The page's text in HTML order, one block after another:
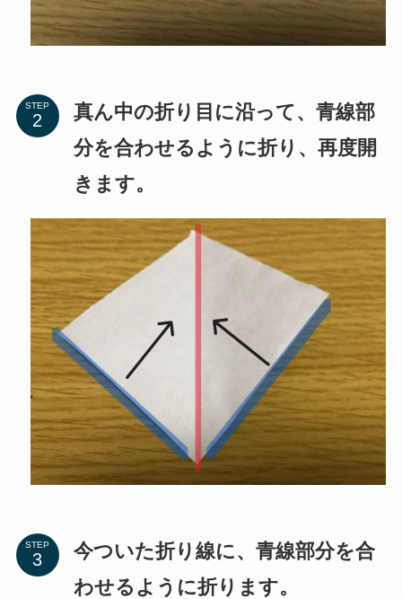
STEP
真ん中の折り目に沿って、青線部
分を合わせるように折り、再度開
きます。
STEP
今ついた折り線に、青線部分を合
わせるように折ります。